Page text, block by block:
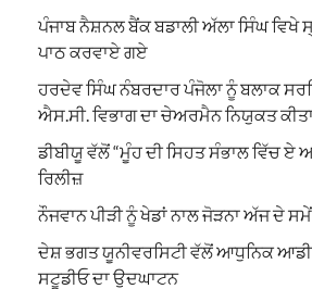
ਪੰਜਾਬ ਨੈਸ਼ਨਲ ਬੈਂਕ ਬਡਾਲੀ ਅੱਲਾ ਸਿੰਘ ਵਿਖੇ
ਪਾਠ ਕਰਵਾਏ ਗਏ
ਹਰਦੇਵ ਸਿੰਘ ਨੰਬਰਦਾਰ ਪੰਜੋਲਾ ਨੂੰ ਬਲਾਕ
ਐਸ.ਸੀ. ਵਿਭਾਗ ਦਾ ਚੇਅਰਮੈਨ ਨਿਯੁਕਤ
ਡੀਬੀਯੂ ਵੱਲੋਂ “ਮੂੰਹ ਦੀ ਸਿਹਤ ਸੰਭਾਲ ਵਿੱਚ
ਰਿਲੀਜ਼
ਨੌਜਵਾਨ ਪੀੜੀ ਨੂੰ ਖੇਡਾਂ ਨਾਲ ਜੋੜਨਾ ਅੱਜ ਦੇ
ਦੇਸ਼ ਭਗਤ ਯੂਨੀਵਰਸਿਟੀ ਵੱਲੋਂ ਆਧੁਨਿਕ
ਸਟੂਡੀਓ ਦਾ ਉਦਘਾਟਨ